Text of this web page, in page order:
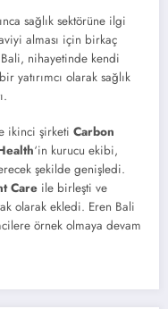
sağlık sektörüne ilgi
alması için birkaç
nihayetinde kendi
yatırımcı olarak sağlık
ikinci şirketi Carbon
‘in kurucu ekibi,
şekilde genişledi.
Care ile birleşti ve
olarak ekledi. Eren Bali
örnek olmaya devam